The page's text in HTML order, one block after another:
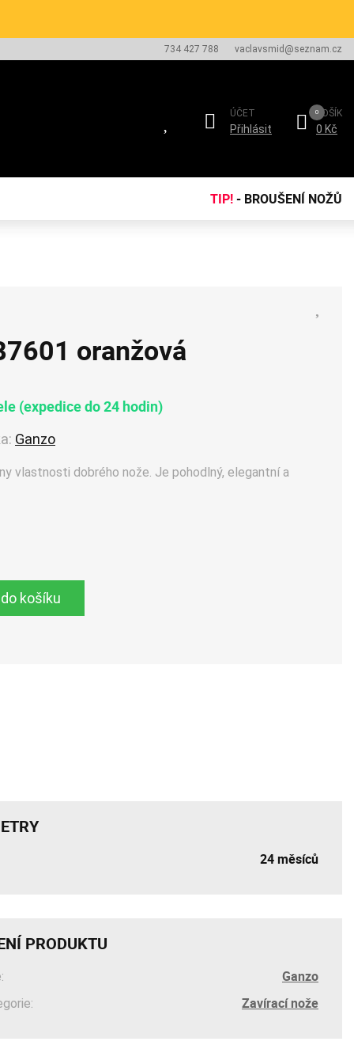
734 427 788 vaclavsmid@seznam.cz
ÚČET
Přihlásit
KOŠÍK
0 Kč
TIP!- BROUŠENÍ NOŽŮ
oranžová
(expedice do 24 hodin)
Ganzo
vlastnosti dobrého nože. Je pohodlný, elegantní a
košíku
24 měsíců
PRODUKTU
Ganzo
Zavírací nože